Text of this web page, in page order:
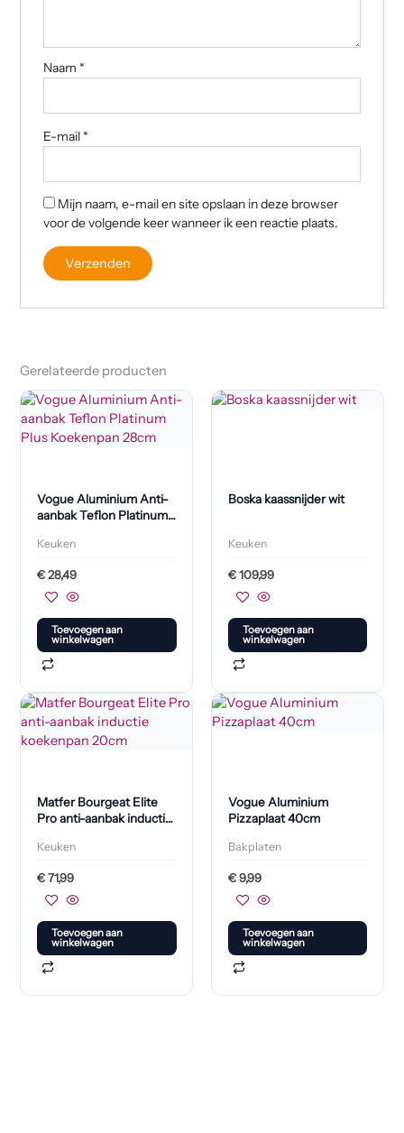
Naam *
E-mail *
Mijn naam, e-mail en site opslaan in deze browser
voor de volgende keer wanneer ik een reactie plaats.
Gerelateerde producten
Vogue Aluminium Anti-
aanbak Teflon Platinum
Keuken
€28,49
Toevoegen aan
winkelwagen
Boska kaassnijder wit
Keuken
€109,99
Toevoegen aan
winkelwagen
Matfer Bourgeat Elite
Pro anti-aanbak inductie
Keuken
€71,99
Toevoegen aan
winkelwagen
Vogue Aluminium
Pizzaplaat 40cm
Bakplaten
€9,99
Toevoegen aan
winkelwagen